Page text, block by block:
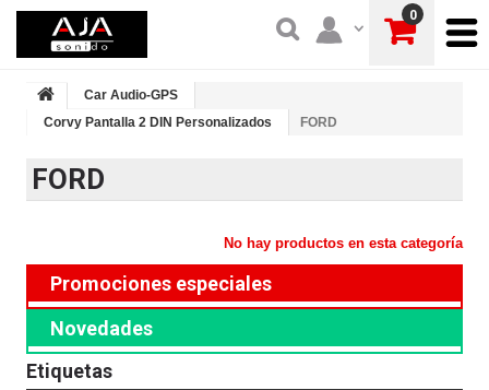
0
Car Audio-GPS
Corvy Pantalla 2 DIN Personalizados
FORD
FORD
No hay productos en esta categoría
Promociones especiales
Novedades
Etiquetas